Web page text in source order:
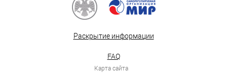
Раскрытие информации
FAQ
Карта сайта